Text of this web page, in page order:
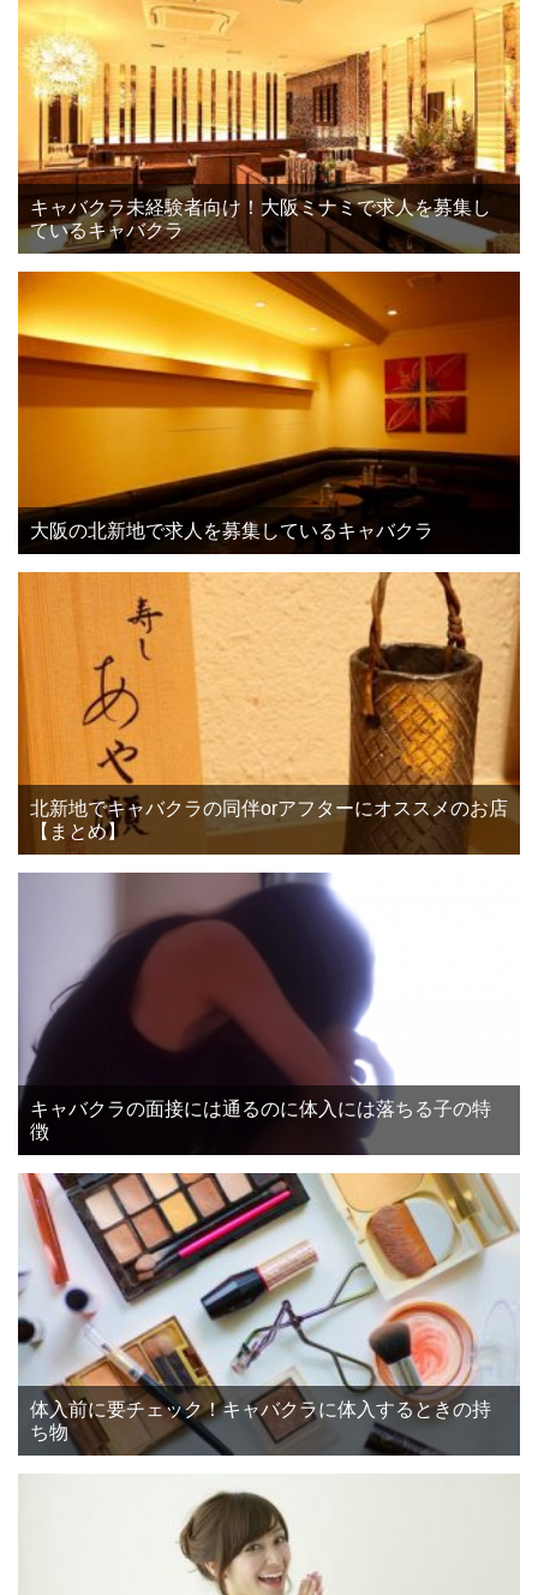
キャバクラ未経験者向け！大阪ミナミで求人を募集し
ているキャバクラ
大阪の北新地で求人を募集しているキャバクラ
北新地でキャバクラの同伴orアフターにオススメのお店
【まとめ】
キャバクラの面接には通るのに体入には落ちる子の特
徴
体入前に要チェック！キャバクラに体入するときの持
ち物